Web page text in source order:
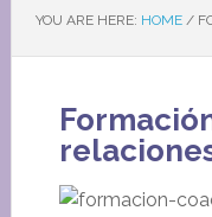
YOU ARE HERE: HOME /